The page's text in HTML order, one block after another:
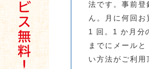
法です。事前登
ん。月に何回
1 回。1 か月分
までにメール
い方法がご利用